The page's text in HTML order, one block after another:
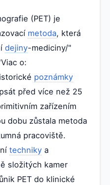
(PET) je
metoda, která
dejiny-mediciny/"
o:
poznámky
před více než 25
zařízením
dobu zůstala metoda
pracoviště.
techniky a
složitých kamer
PET do klinické